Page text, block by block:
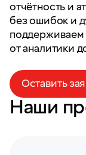
отчётность и
без ошибок и
поддерживаем
от аналитики
Оставить
Наши